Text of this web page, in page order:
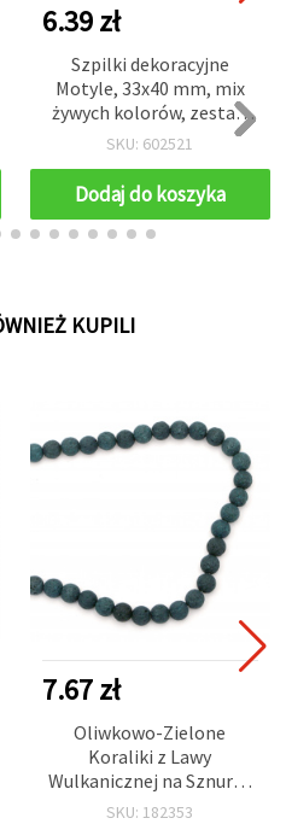
6.39 zł
Szpilki dekoracyjne
Motyle, 33x40 mm, mix
żywych kolorów, zestaw
10 szt. – łatwe w
DIY, scrapbookingu i
cardmakingu
SKU: 602521
Dodaj do koszyka
KUPILI
7.67 zł
Oliwkowo-Zielone
Koraliki z Lawy
Wulkanicznej na Sznurze
– Okrągłe 8 mm ~49 szt.,
SKU: 182353